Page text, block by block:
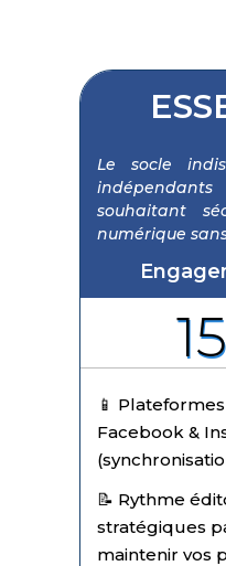
Le socle
souhaitant
numérique
📱
Facebook &
📝 Rythme
stratégiques
maintenir vos